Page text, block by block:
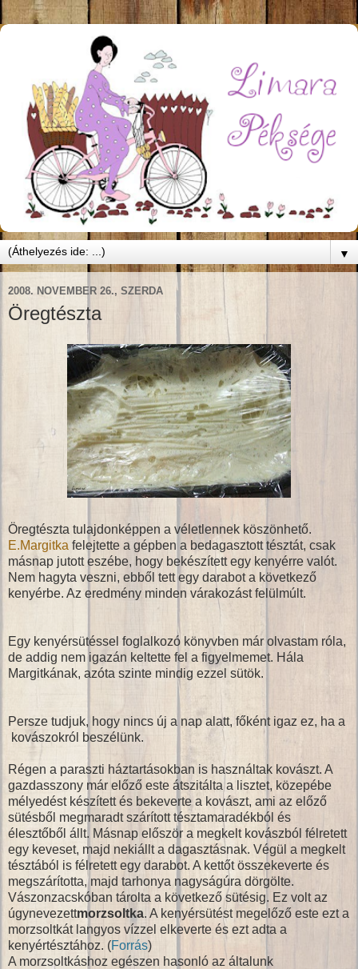
▼
2008. NOVEMBER 26., SZERDA
Öregtészta
Öregtészta tulajdonképpen a véletlennek köszönhető.
E.Margitka felejtette a gépben a bedagasztott tésztát, csak
másnap jutott eszébe, hogy bekészített egy kenyérre valót.
Nem hagyta veszni, ebből tett egy darabot a következő
kenyérbe. Az eredmény minden várakozást felülmúlt.
Egy kenyérsütéssel foglalkozó könyvben már olvastam róla,
de addig nem igazán keltette fel a figyelmemet. Hála
Margitkának, azóta szinte mindig ezzel sütök.
Persze tudjuk, hogy nincs új a nap alatt, főként igaz ez, ha a
kovászokról beszélünk.
Régen a paraszti háztartásokban is használtak kovászt. A
gazdasszony már előző este átszitálta a lisztet, közepébe
mélyedést készített és bekeverte a kovászt, ami az előző
sütésből megmaradt szárított tésztamaradékból és
élesztőből állt. Másnap először a megkelt kovászból félretett
egy keveset, majd nekiállt a dagasztásnak. Végül a megkelt
tésztából is félretett egy darabot. A kettőt összekeverte és
megszárította, majd tarhonya nagyságúra dörgölte.
Vászonzacskóban tárolta a következő sütésig. Ez volt az
úgynevezettmorzsoltka. A kenyérsütést megelőző este ezt a
morzsoltkát langyos vízzel elkeverte és ezt adta a
kenyértésztához. (Forrás)
A morzsoltkáshoz egészen hasonló az általunk